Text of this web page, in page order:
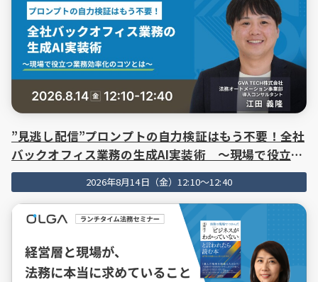
”見逃し配信”プロンプトの自力検証はもう不要！全社
バックオフィス業務の生成AI実装術 ～現場で役立つ
業務効率化のコツとは～
2026年8月14日（金）12:10～12:40